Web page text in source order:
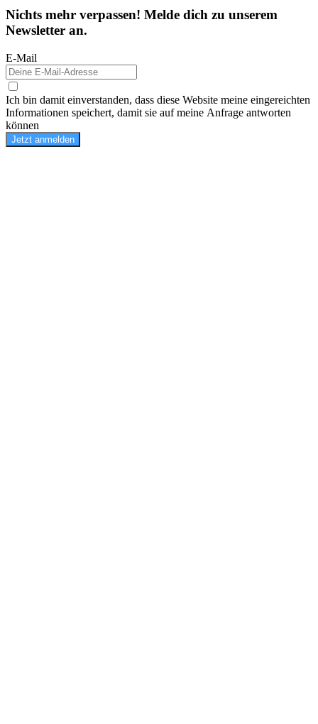
Nichts mehr verpassen! Melde dich zu unserem
Newsletter an.
E-Mail
Ich bin damit einverstanden, dass diese Website meine eingereichten
Informationen speichert, damit sie auf meine Anfrage antworten
können
Jetzt anmelden